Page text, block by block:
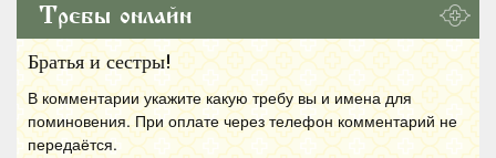
Требы онлайн
Братья и сестры!
В комментарии укажите какую требу вы и имена для
поминовения. При оплате через телефон комментарий не
передаётся.